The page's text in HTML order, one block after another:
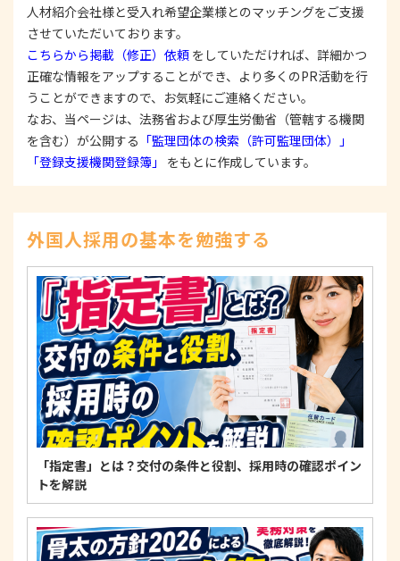
2. 安全対策の実施について
個人情報の正確性およびその利用の安全性を確保す
るため、情報セキュリティ対策を始めとする安全措
置を構築し、個人情報への不正アクセス、個人情報
の漏洩、滅失または毀損等の的確な防止とセキュリ
ティの是正に努めます。
3. 苦情および相談等に対する適正な対応について
本人からの苦情および相談があった場合には、適切
示、訂正、削除、または利用もしくは提供の停止等
を求められたときは、適法かつ遅滞なく応じます。
4. 法令・指針・規範の遵守について
適正な個人情報保護の実現のため、個人情報の取扱
いに関する法令、国が定める指針およびその他の規
範を遵守します。
個人情報に関するお問い合わせ窓口
〒125-0061東京都葛飾区亀有3-21-11 藍ビル202
TEL：0120-550-580
株式会社 アルフォース･ワン 個人情報保護担当
人材紹介会社様と受入れ希望企業様とのマッチングをご支援
させていただいております。
こちらから掲載（修正）依頼 をしていただければ、詳細かつ
正確な情報をアップすることができ、より多くのPR活動を行
うことができますので、お気軽にご連絡ください。
なお、当ページは、法務省および厚生労働省（管轄する機関
を含む）が公開する 「監理団体の検索（許可監理団体）」
「登録支援機関登録簿」
をもとに作成しています。
外国人採用の基本を勉強する
「指定書」とは？交付の条件と役割、採用時の確認ポイン
トを解説